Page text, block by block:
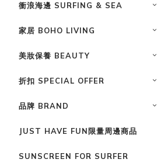
衝浪海邊 SURFING & SEA
家居 BOHO LIVING
美妝保養 BEAUTY
折扣 SPECIAL OFFER
品牌 BRAND
JUST HAVE FUN限量周邊商品
SUNSCREEN FOR SURFER